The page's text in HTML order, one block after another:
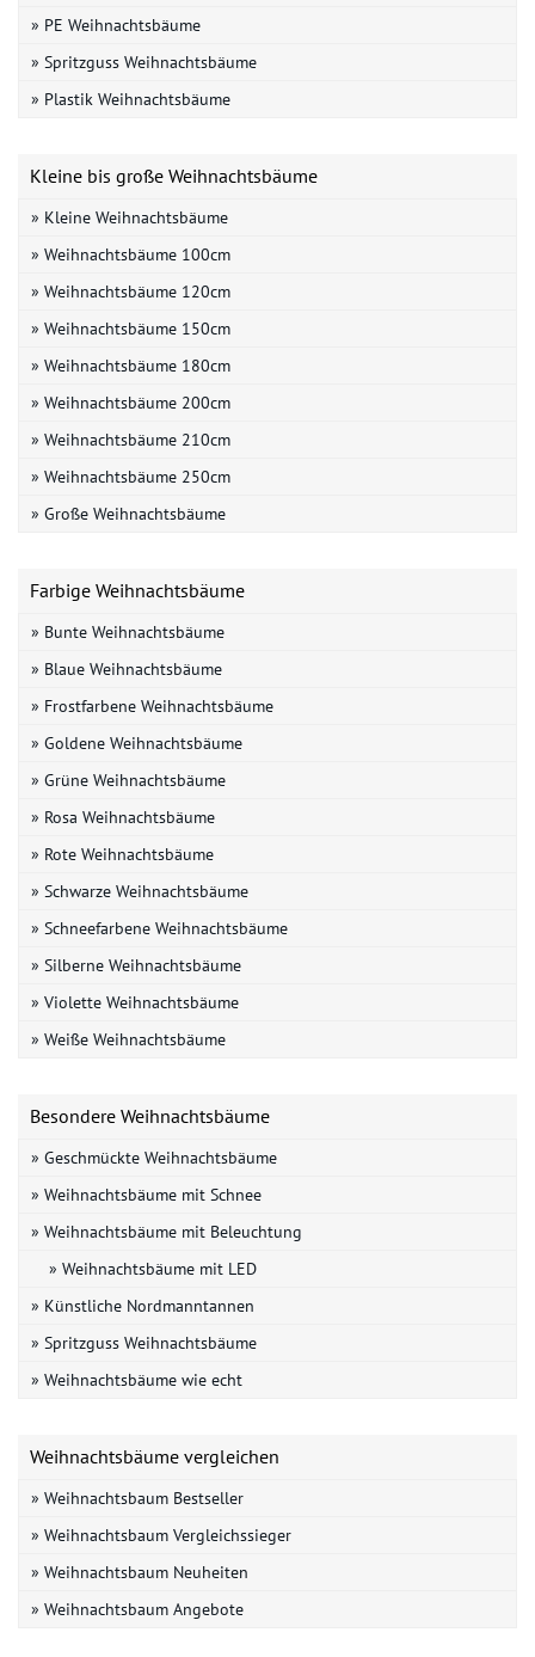
» PE Weihnachtsbäume
» Spritzguss Weihnachtsbäume
» Plastik Weihnachtsbäume
Kleine bis große Weihnachtsbäume
» Kleine Weihnachtsbäume
» Weihnachtsbäume 100cm
» Weihnachtsbäume 120cm
» Weihnachtsbäume 150cm
» Weihnachtsbäume 180cm
» Weihnachtsbäume 200cm
» Weihnachtsbäume 210cm
» Weihnachtsbäume 250cm
» Große Weihnachtsbäume
Farbige Weihnachtsbäume
» Bunte Weihnachtsbäume
» Blaue Weihnachtsbäume
» Frostfarbene Weihnachtsbäume
» Goldene Weihnachtsbäume
» Grüne Weihnachtsbäume
» Rosa Weihnachtsbäume
» Rote Weihnachtsbäume
» Schwarze Weihnachtsbäume
» Schneefarbene Weihnachtsbäume
» Silberne Weihnachtsbäume
» Violette Weihnachtsbäume
» Weiße Weihnachtsbäume
Besondere Weihnachtsbäume
» Geschmückte Weihnachtsbäume
» Weihnachtsbäume mit Schnee
» Weihnachtsbäume mit Beleuchtung
» Weihnachtsbäume mit LED
» Künstliche Nordmanntannen
» Spritzguss Weihnachtsbäume
» Weihnachtsbäume wie echt
Weihnachtsbäume vergleichen
» Weihnachtsbaum Bestseller
» Weihnachtsbaum Vergleichssieger
» Weihnachtsbaum Neuheiten
» Weihnachtsbaum Angebote